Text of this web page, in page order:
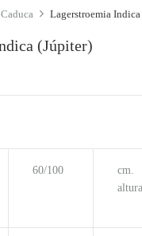
Lagerstroemia
(júpiter)
60/100
cm.
altura